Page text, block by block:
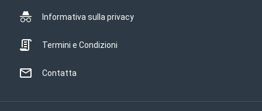
Informativa sulla privacy
Termini e Condizioni
Contatta